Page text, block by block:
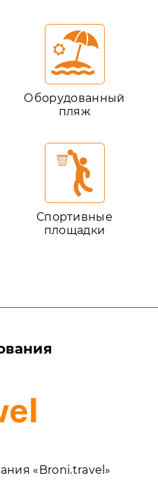
Оборудованный
пляж
Спортивные
площадки
«Broni.travel»